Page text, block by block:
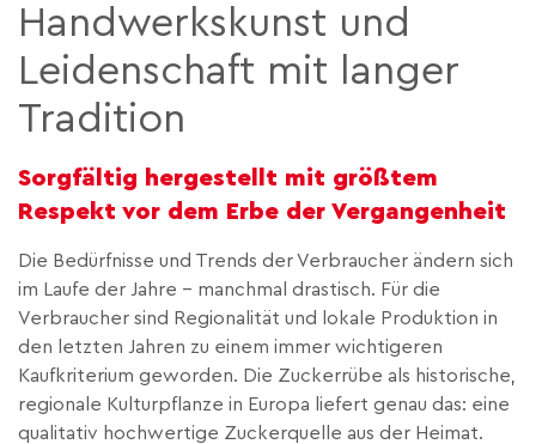
Handwerkskunst und
Leidenschaft mit langer
Tradition
Sorgfältig hergestellt mit größtem
Respekt vor dem Erbe der Vergangenheit
Die Bedürfnisse und Trends der Verbraucher ändern sich
im Laufe der Jahre – manchmal drastisch. Für die
Verbraucher sind Regionalität und lokale Produktion in
den letzten Jahren zu einem immer wichtigeren
Kaufkriterium geworden. Die Zuckerrübe als historische,
regionale Kulturpflanze in Europa liefert genau das: eine
qualitativ hochwertige Zuckerquelle aus der Heimat.